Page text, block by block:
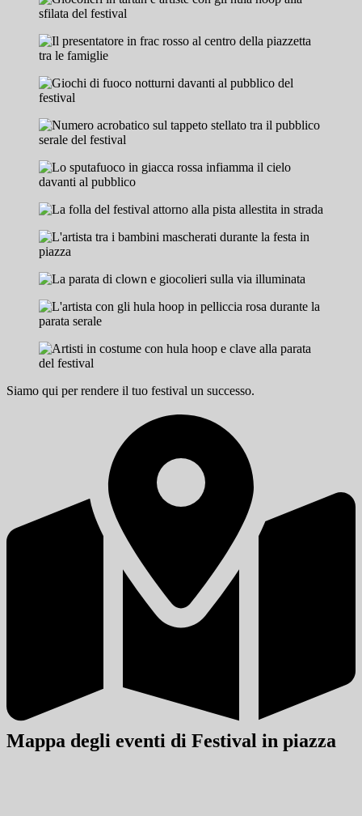
Siamo qui per rendere il tuo festival un successo.
Mappa degli eventi di Festival in piazza